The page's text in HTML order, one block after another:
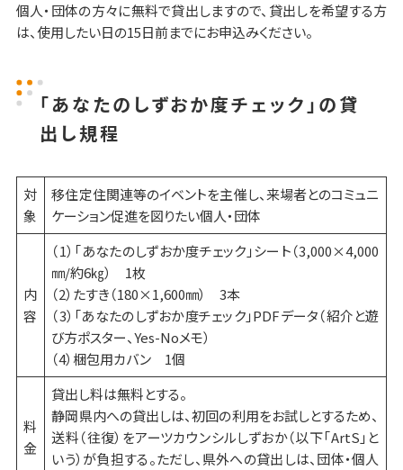
個人・団体の方々に無料で貸出しますので、貸出しを希望する方
は、使用したい日の15日前までにお申込みください。
「あなたのしずおか度チェック」の貸
出し規程
対
象
移住定住関連等のイベントを主催し、来場者とのコミュニ
ケーション促進を図りたい個人・団体
内
容
（1）「あなたのしずおか度チェック」シート（3,000×4,000
㎜/約6㎏） 1枚
（2）たすき（180×1,600㎜） 3本
（3）「あなたのしずおか度チェック」PDFデータ（紹介と遊
び方ポスター、Yes-Noメモ）
（4）梱包用カバン 1個
料
金
貸出し料は無料とする。
静岡県内への貸出しは、初回の利用をお試しとするため、
送料（往復）をアーツカウンシルしずおか（以下「ArtS」と
いう）が負担する。ただし、県外への貸出しは、団体・個人